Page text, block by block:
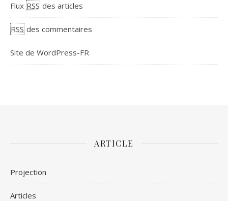
Flux RSS des articles
RSS des commentaires
Site de WordPress-FR
ARTICLE
Projection
Articles